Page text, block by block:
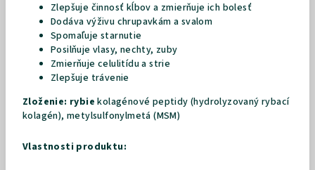
Zlepšuje činnosť kĺbov a zmierňuje ich bolesť
Dodáva výživu chrupavkám a svalom
Spomaľuje starnutie
Posilňuje vlasy, nechty, zuby
Zmierňuje celulitídu a strie
Zlepšuje trávenie
Zloženie: rybiekolagénové peptidy (hydrolyzovaný rybací
kolagén), metylsulfonylmetá (MSM)
Vlastnosti produktu: